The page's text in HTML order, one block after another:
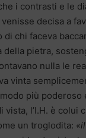
i contrasti e le
decisa a
di chi faceva
della pietra,
nulla le
vinta
più poderoso
vista, l’I.H. è colui
un troglodita: